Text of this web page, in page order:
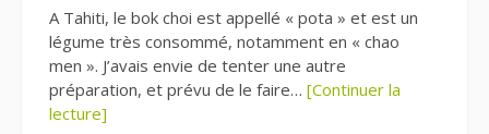
A Tahiti, le bok choi est appellé « pota » et est un
légume très consommé, notamment en « chao
men ». J’avais envie de tenter une autre
préparation, et prévu de le faire… [Continuer la
lecture]